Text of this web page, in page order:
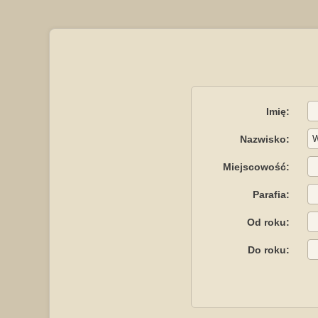
Imię:
Nazwisko:
Miejscowość:
Parafia:
Od roku:
Do roku: